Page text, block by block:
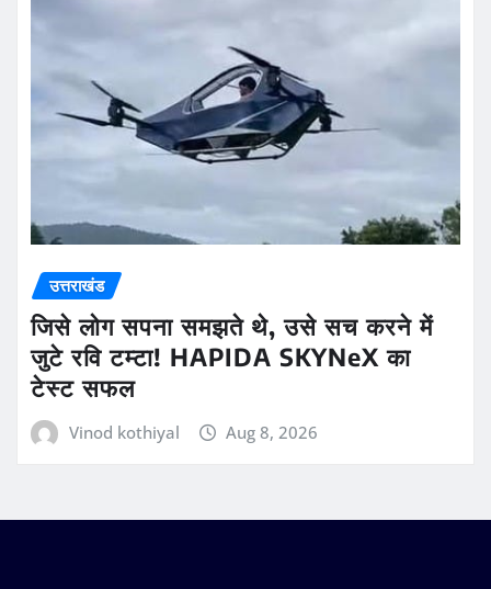
उत्तराखंड
जिसे लोग सपना समझते थे, उसे सच करने में
जुटे रवि टम्टा! HAPIDA SKYNeX का
टेस्ट सफल
Vinod kothiyal Aug 8, 2026